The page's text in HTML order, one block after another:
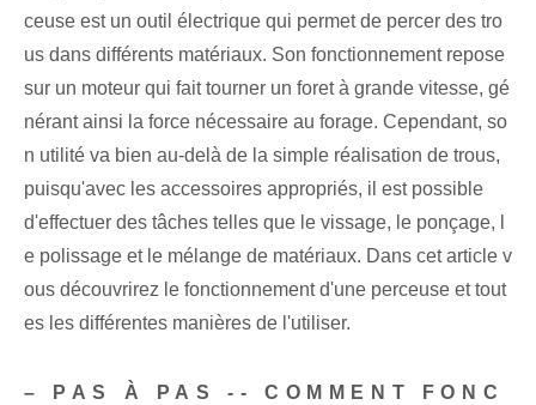
ceuse est un outil électrique qui permet de percer des tro
us dans différents matériaux. Son fonctionnement repose
sur un moteur qui fait tourner un foret à grande vitesse, gé
nérant ainsi la force nécessaire au forage. Cependant, so
n utilité va bien au-delà de la simple réalisation de trous,
puisqu'avec les accessoires appropriés, il est possible
d'effectuer des tâches telles que le vissage, le ponçage, l
e polissage et le mélange de matériaux. Dans cet article v
ous découvrirez le fonctionnement d'une perceuse et tout
es les différentes manières de l'utiliser.
– PAS À PAS -- COMMENT FONC